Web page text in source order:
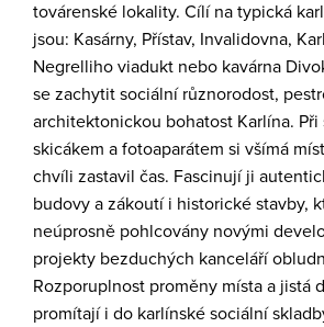
továrenské lokality. Cílí na typická
jsou: Kasárny, Přístav, Invalidovna,
Negrelliho viadukt nebo kavárna
se zachytit sociální různorodost,
architektonickou bohatost Karlína.
skicákem a fotoaparátem si všímá
chvíli zastavil čas. Fascinují ji
budovy a zákoutí i historické stavby,
neúprosně pohlcovány novými
projekty bezduchých kanceláří
Rozporuplnost proměny místa a jistá
promítají i do karlínské sociální